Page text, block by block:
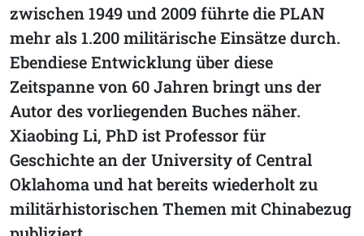
zwischen 1949 und 2009 führte die PLAN
mehr als 1.200 militärische Einsätze durch.
Ebendiese Entwicklung über diese
Zeitspanne von 60 Jahren bringt uns der
Autor des vorliegenden Buches näher.
Xiaobing Li, PhD ist Professor für
Geschichte an der University of Central
Oklahoma und hat bereits wiederholt zu
militärhistorischen Themen mit Chinabezug